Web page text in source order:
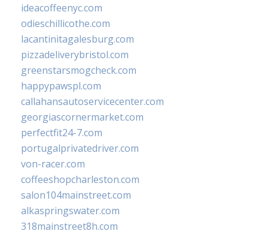
ideacoffeenyc.com
odieschillicothe.com
lacantinitagalesburg.com
pizzadeliverybristol.com
greenstarsmogcheck.com
happypawspl.com
callahansautoservicecenter.com
georgiascornermarket.com
perfectfit24-7.com
portugalprivatedriver.com
von-racer.com
coffeeshopcharleston.com
salon104mainstreet.com
alkaspringswater.com
318mainstreet8h.com